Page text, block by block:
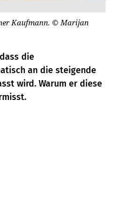
Kaufmann. © Marijan
die
an die steigende
wird. Warum er diese